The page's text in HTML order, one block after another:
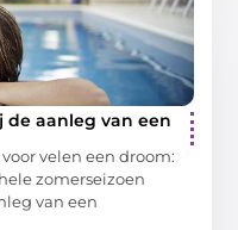
aanleg van een
velen een droom:
zomerseizoen
van een